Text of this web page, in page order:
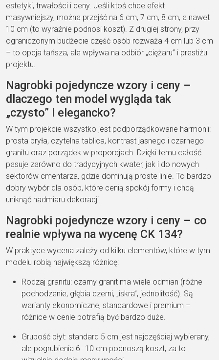
estetyki, trwałości i ceny. Jeśli ktoś chce efekt
masywniejszy, można przejść na 6 cm, 7 cm, 8 cm, a nawet
10 cm (to wyraźnie podnosi koszt). Z drugiej strony, przy
ograniczonym budżecie część osób rozważa 4 cm lub 3 cm
– to opcja tańsza, ale wpływa na odbiór „ciężaru” i prestiżu
projektu.
Nagrobki pojedyncze wzory i ceny –
dlaczego ten model wygląda tak
„czysto” i elegancko?
W tym projekcie wszystko jest podporządkowane harmonii:
prosta bryła, czytelna tablica, kontrast jasnego i czarnego
granitu oraz porządek w proporcjach. Dzięki temu całość
pasuje zarówno do tradycyjnych kwater, jak i do nowych
sektorów cmentarza, gdzie dominują proste linie. To bardzo
dobry wybór dla osób, które cenią spokój formy i chcą
uniknąć nadmiaru dekoracji.
Nagrobki pojedyncze wzory i ceny – co
realnie wpływa na wycenę CK 134?
W praktyce wycena zależy od kilku elementów, które w tym
modelu robią największą różnicę:
Rodzaj granitu: czarny granit ma wiele odmian (różne
pochodzenie, głębia czerni, „iskra”, jednolitość). Są
warianty ekonomiczne, standardowe i premium –
różnice w cenie potrafią być bardzo duże.
Grubość płyt: standard 5 cm jest najczęściej wybierany,
ale pogrubienia 6–10 cm podnoszą koszt, za to